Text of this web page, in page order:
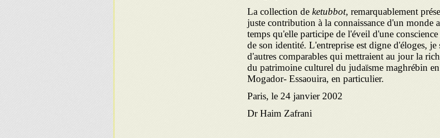
La collection de ketubbot, remarquablement
juste contribution à la connaissance d'un monde
temps qu'elle participe de l'éveil d'une
de son identité. L'entreprise est digne d'éloges,
d'autres comparables qui mettraient au jour la
du patrimoine culturel du judaïsme maghrébin
Mogador- Essaouira, en particulier.
Paris, le 24 janvier 2002
Dr Haim Zafrani